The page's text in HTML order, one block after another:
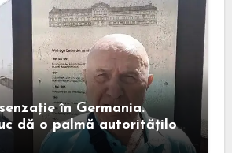
în Germania.
dă o palmă autorităților
Bravo, domnule inginer!